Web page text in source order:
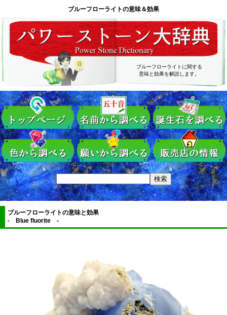
ブルーフローライトの意味＆効果
ブルーフローライトに関する
意味と効果を解説します。
ブルーフローライトの意味と効果
- Blue fluorite -